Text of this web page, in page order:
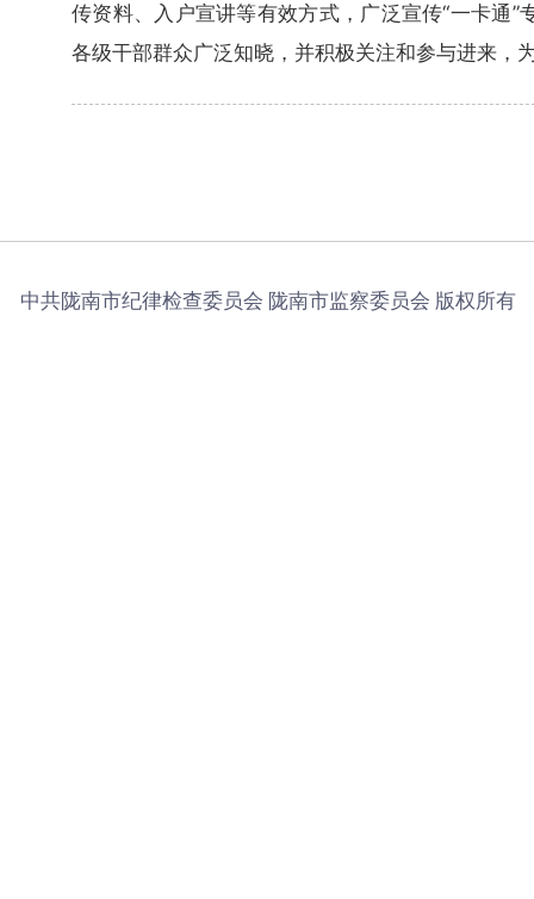
传资料、入户宣讲等有效方式，广泛宣传“一卡通
各级干部群众广泛知晓，并积极关注和参与进来，
中共陇南市纪律检查委员会 陇南市监察委员会 版权所有